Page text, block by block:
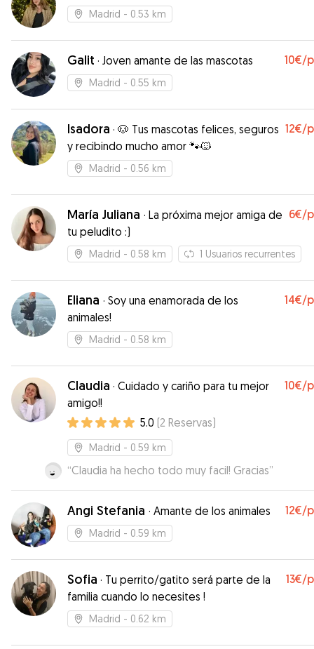
Madrid - 0.53 km
Galit · Joven amante de las mascotas 10€/
Madrid - 0.55 km
Isadora · 🐶 Tus mascotas felices, seguros
y recibindo mucho amor 🐾🐱
12€/
Madrid - 0.56 km
María Juliana · La próxima mejor amiga de
tu peludito :)
6€/
Madrid - 0.58 km 1 Usuarios recurrentes
Eliana · Soy una enamorada de los
animales!
14€/
Madrid - 0.58 km
Claudia · Cuidado y cariño para tu mejor
amigo!!
10€/
5.0 (2 Reservas)
Madrid - 0.59 km
“Claudia ha hecho todo muy facil! Gracias”
Angi Stefania · Amante de los animales 12€/
Madrid - 0.59 km
Sofia · Tu perrito/gatito será parte de la
familia cuando lo necesites !
13€/
Madrid - 0.62 km